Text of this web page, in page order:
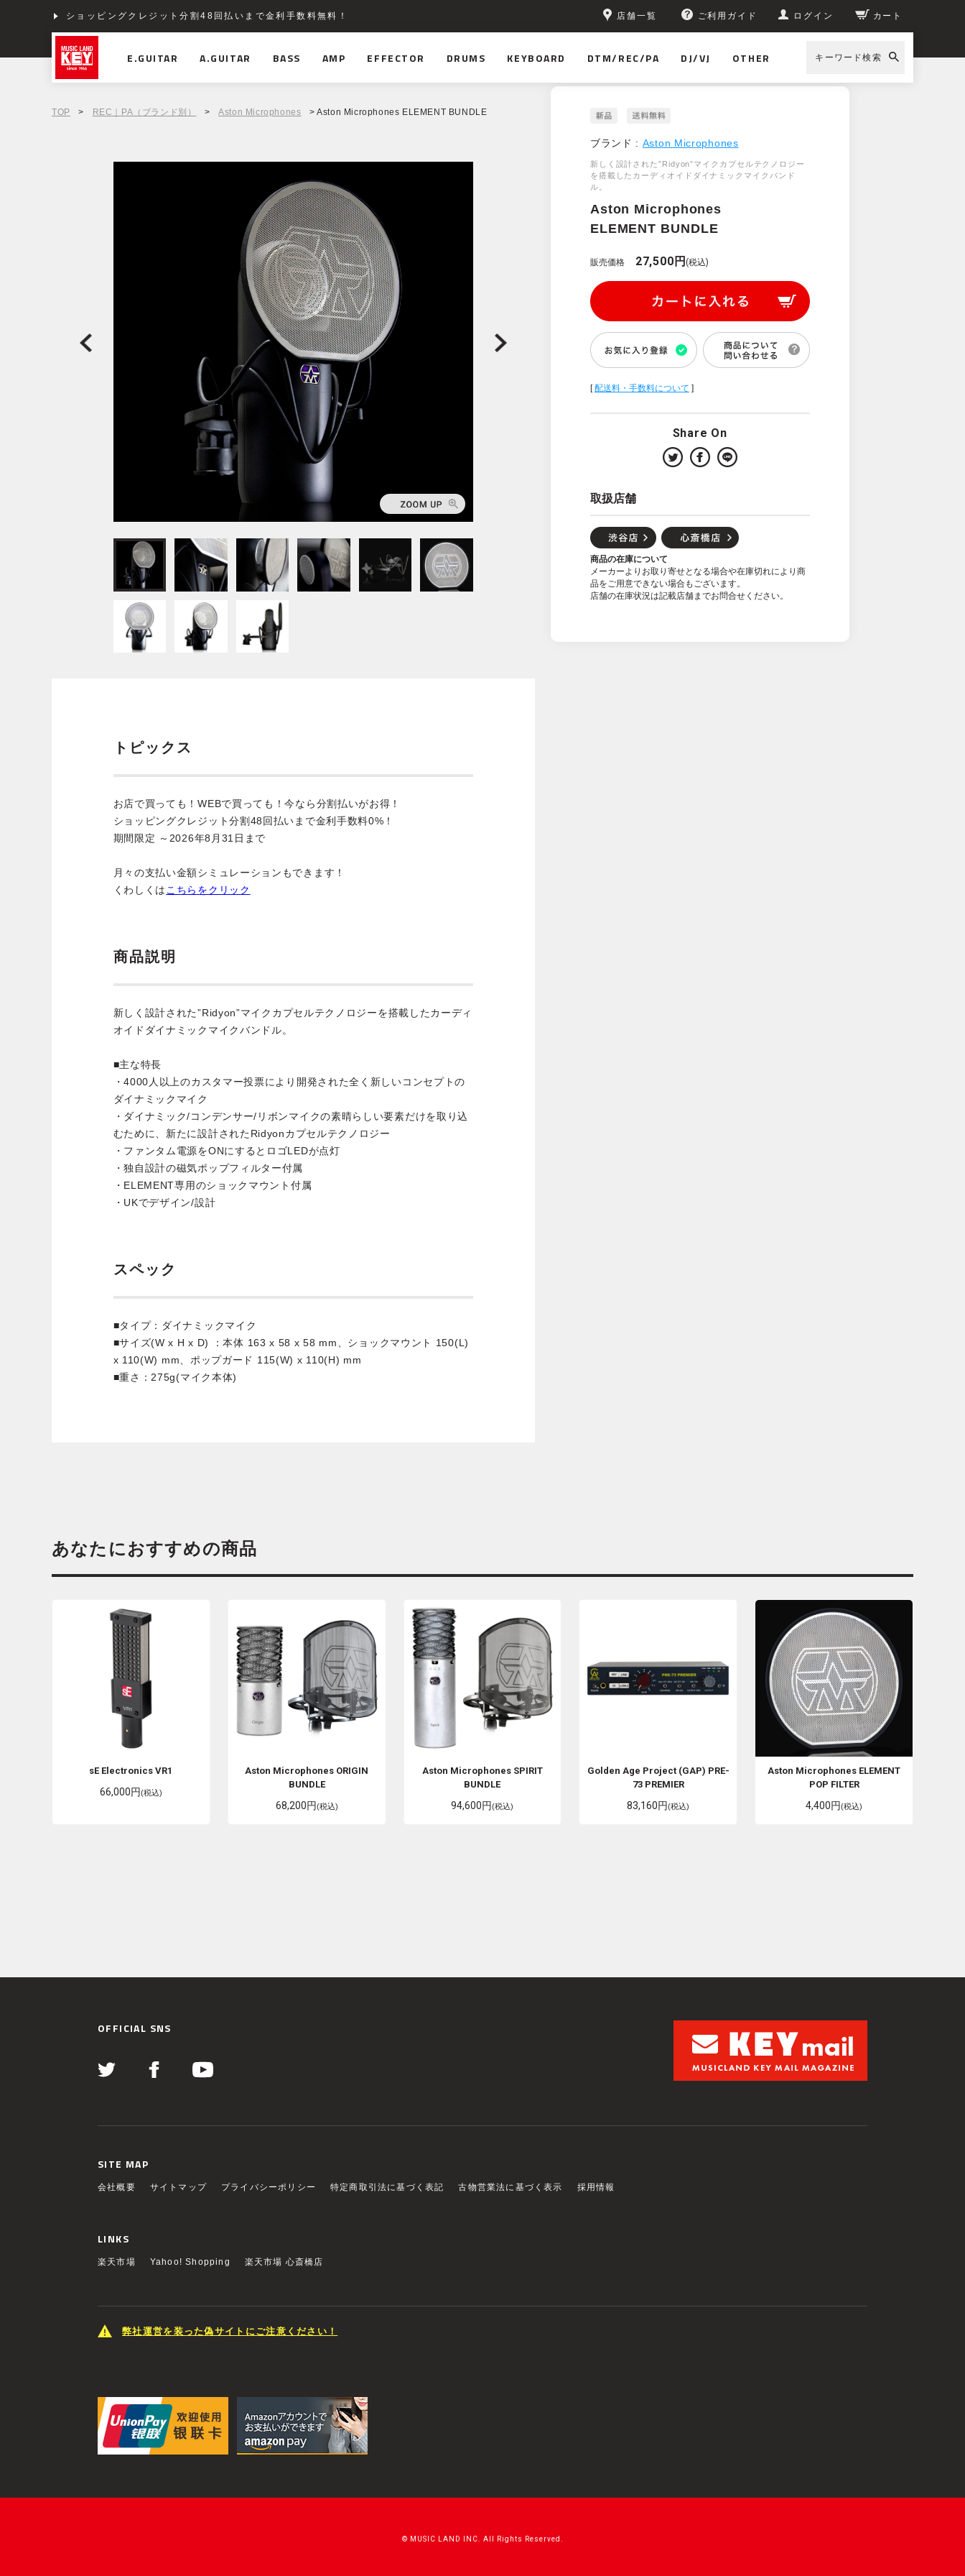
ショッピングクレジット分割48回払いまで金利手数料無料！ 店舗一覧 ご利用ガイド ログイン カート
E.GUITAR A.GUITAR BASS AMP EFFECTOR DRUMS KEYBOARD DTM/REC/PA DJ/VJ OTHER キーワード検索
TOP > REC｜PA（ブランド別） > Aston Microphones > Aston Microphones ELEMENT BUNDLE
ブランド : Aston Microphones
新しく設計された”Ridyon”マイクカプセルテクノロジー
を搭載したカーディオイドダイナミックマイクバンド
ル。
Aston Microphones
ELEMENT BUNDLE
販売価格 27,500円(税込)
[配送料・手数料について ]
Share On
取扱店舗
商品の在庫について
メーカーよりお取り寄せとなる場合や在庫切れにより商
品をご用意できない場合もございます。
店舗の在庫状況は記載店舗までお問合せください。
トピックス
お店で買っても！WEBで買っても！今なら分割払いがお得！
ショッピングクレジット分割48回払いまで金利手数料0%！
期間限定 ～2026年8月31日まで
月々の支払い金額シミュレーションもできます！
くわしくは こちらをクリック
商品説明
新しく設計された”Ridyon”マイクカプセルテクノロジーを搭載したカーディ
オイドダイナミックマイクバンドル。
■主な特長
・4000人以上のカスタマー投票により開発された全く新しいコンセプトの
ダイナミックマイク
・ダイナミック/コンデンサー/リボンマイクの素晴らしい要素だけを取り込
むために、新たに設計されたRidyonカプセルテクノロジー
・ファンタム電源をONにするとロゴLEDが点灯
・独自設計の磁気ポップフィルター付属
・ELEMENT専用のショックマウント付属
・UKでデザイン/設計
スペック
■タイプ：ダイナミックマイク
■サイズ(W x H x D) ：本体 163 x 58 x 58 mm、ショックマウント 150(L)
x 110(W) mm、ポップガード 115(W) x 110(H) mm
■重さ：275g(マイク本体)
あなたにおすすめの商品
sE ElectronicsVR1
66,000円(税込)
Aston Microphones ORIGIN
BUNDLE
68,200円(税込)
Aston Microphones SPIRIT
BUNDLE
94,600円(税込)
Golden Age Project (GAP) PRE-
73 PREMIER
83,160円(税込)
Aston Microphones ELEMENT
POP FILTER
4,400円(税込)
OFFICIAL SNS
SITE MAP
会社概要 サイトマップ プライバシーポリシー 特定商取引法に基づく表記 古物営業法に基づく表示 採用情報
LINKS
楽天市場 Yahoo! Shopping 楽天市場 心斎橋店
弊社運営を装った偽サイトにご注意ください！
© MUSIC LAND INC. All Rights Reserved.